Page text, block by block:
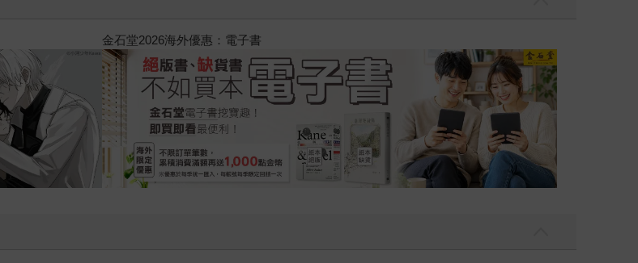
2026金石堂暑假漫博〈你好，我吃一點〉第二波